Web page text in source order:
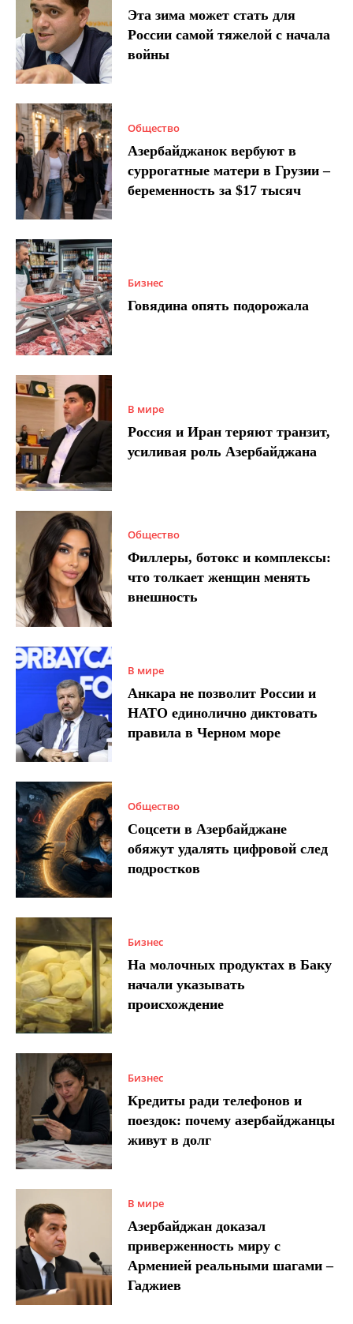
Эта зима может стать для
России самой тяжелой с начала
войны
Общество
Азербайджанок вербуют в
суррогатные матери в Грузии –
беременность за $17 тысяч
Бизнес
Говядина опять подорожала
В мире
Россия и Иран теряют транзит,
усиливая роль Азербайджана
Общество
Филлеры, ботокс и комплексы:
что толкает женщин менять
внешность
В мире
Анкара не позволит России и
НАТО единолично диктовать
правила в Черном море
Общество
Соцсети в Азербайджане
обяжут удалять цифровой след
подростков
Бизнес
На молочных продуктах в Баку
начали указывать
происхождение
Бизнес
Кредиты ради телефонов и
поездок: почему азербайджанцы
живут в долг
В мире
Азербайджан доказал
приверженность миру с
Арменией реальными шагами –
Гаджиев